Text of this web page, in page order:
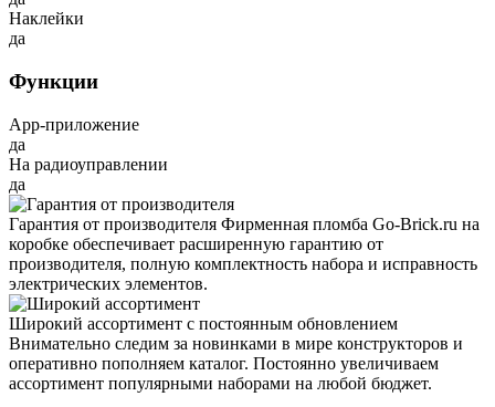
Наклейки
да
Функции
App-приложение
да
На радиоуправлении
да
Гарантия от производителя Фирменная пломба Go-Brick.ru на
коробке обеспечивает расширенную гарантию от
производителя, полную комплектность набора и исправность
электрических элементов.
Широкий ассортимент с постоянным обновлением
Внимательно следим за новинками в мире конструкторов и
оперативно пополняем каталог. Постоянно увеличиваем
ассортимент популярными наборами на любой бюджет.